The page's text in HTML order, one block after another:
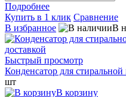
Подробнее
Купить в 1 клик Сравнение
В избранное
В
Быстрый просмотр
Конденсатор для
шт
В корзину